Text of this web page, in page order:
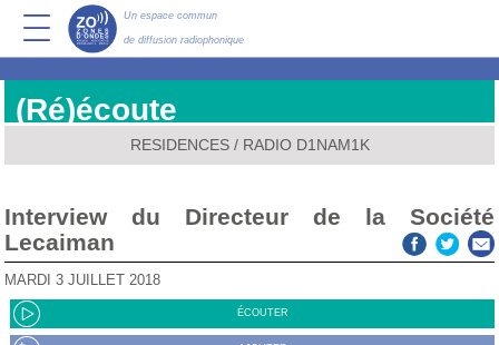
Un espace commun
de diffusion radiophonique
(Ré)écoute
RESIDENCES/ RADIO D1NAM1K
Interview du Directeur de la Société
Lecaiman
MARDI 3 JUILLET 2018
ÉCOUTER